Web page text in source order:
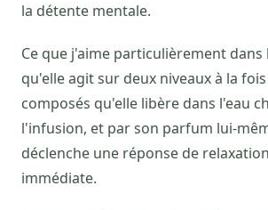
la détente mentale.
Ce que j'aime particulièrement dans
qu'elle agit sur deux niveaux à la
composés qu'elle libère dans l'eau
l'infusion, et par son parfum lui-
déclenche une réponse de
immédiate.